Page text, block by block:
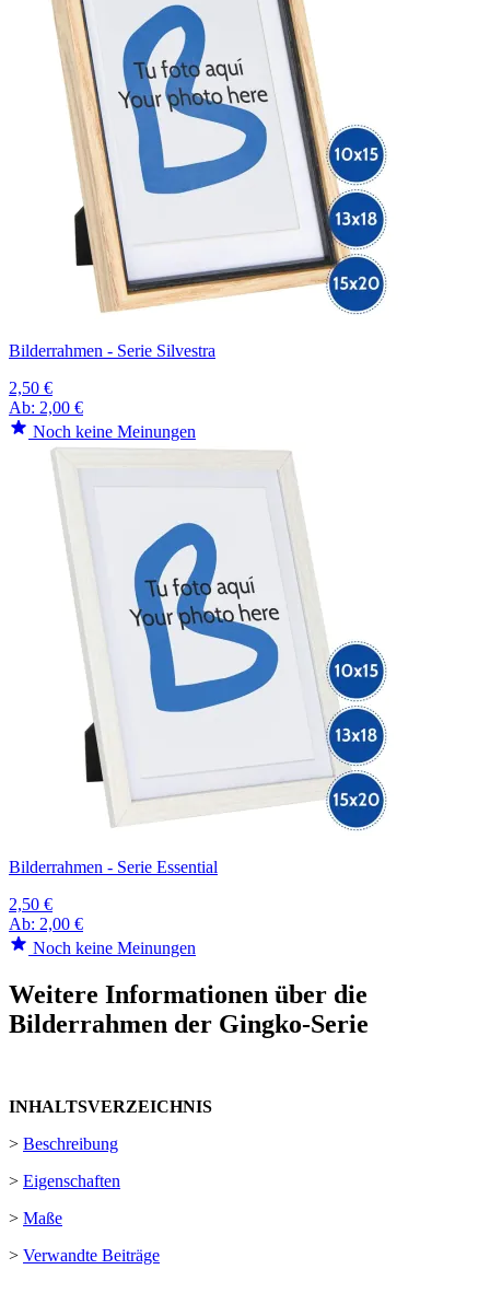
Bilderrahmen - Serie Silvestra
2,50 €
Ab: 2,00 €
Noch keine Meinungen
Bilderrahmen - Serie Essential
2,50 €
Ab: 2,00 €
Noch keine Meinungen
Weitere Informationen über die
Bilderrahmen der Gingko-Serie
INHALTSVERZEICHNIS
> Beschreibung
> Eigenschaften
> Maße
> Verwandte Beiträge